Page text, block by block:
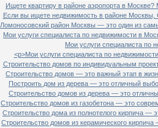
Ищете квартиру в районе аэропорта в
Если вы ищете недвижимость в районе Москвы,
Ломоносовский район Москвы — это один из
Мои услуги специалиста по недвижимости в
Мои услуги специалиста по
<p>Мои услуги специалиста по
Строительство домов по индивидуальным
Строительство домов — это важный этап в
Построить дом из дерева — это отличный
Строительство домов из дерева — это
Строительство домов из газобетона — это
Строительство дома из полнотелого кирпича —
Строительство домов из керамического